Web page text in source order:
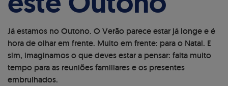
Já estamos no Outono. O Verão parece estar já longe e é
hora de olhar em frente. Muito em frente: para o Natal. E
sim, imaginamos o que deves estar a pensar: falta muito
tempo para as reuniões familiares e os presentes
embrulhados.